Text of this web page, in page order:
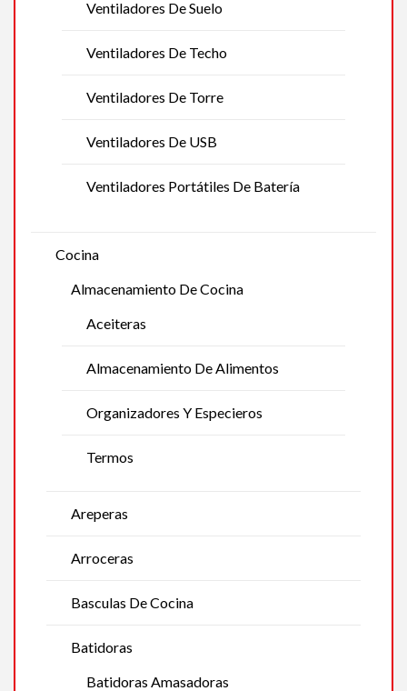
Ventiladores De Suelo
Ventiladores De Techo
Ventiladores De Torre
Ventiladores De USB
Ventiladores Portátiles De Batería
Cocina
Almacenamiento De Cocina
Aceiteras
Almacenamiento De Alimentos
Organizadores Y Especieros
Termos
Areperas
Arroceras
Basculas De Cocina
Batidoras
Batidoras Amasadoras